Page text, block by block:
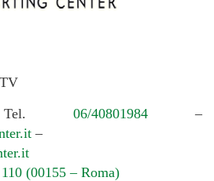
06/40801984 –
–
(00155 – Roma)